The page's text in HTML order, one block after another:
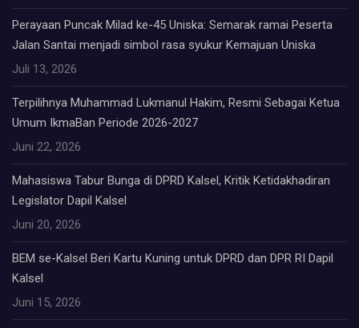
Perayaan Puncak Milad ke-45 Uniska: Semarak ramai Peserta
Jalan Santai menjadi simbol rasa syukur Kemajuan Uniska
Juli 13, 2026
Terpilihnya Muhammad Lukmanul Hakim, Resmi Sebagai Ketua
Umum IkmaBan Periode 2026-2027
Juni 22, 2026
Mahasiswa Tabur Bunga di DPRD Kalsel, Kritik Ketidakhadiran
Legislator Dapil Kalsel
Juni 20, 2026
BEM se-Kalsel Beri Kartu Kuning untuk DPRD dan DPR RI Dapil
Kalsel
Juni 15, 2026